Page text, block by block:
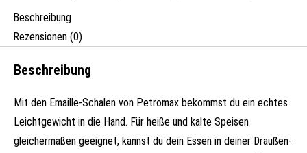
Beschreibung
Rezensionen (0)
Beschreibung
Mit den Emaille-Schalen von Petromax bekommst du ein echtes
Leichtgewicht in die Hand. Für heiße und kalte Speisen
gleichermaßen geeignet, kannst du dein Essen in deiner Draußen-